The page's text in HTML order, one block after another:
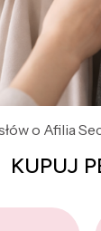
o Afilia
KUPUJ